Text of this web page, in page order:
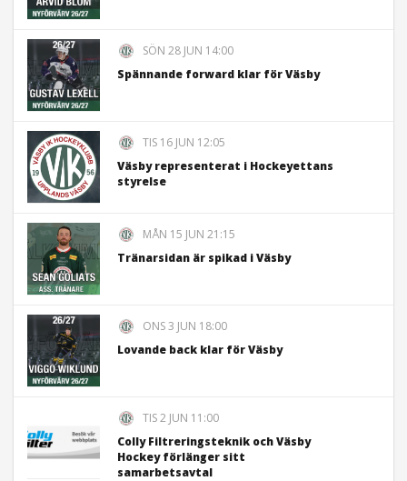
SÖN 28 JUN 14:00
Spännande forward klar för Väsby
TIS 16 JUN 12:05
Väsby representerat i Hockeyettans
styrelse
MÅN 15 JUN 21:15
Tränarsidan är spikad i Väsby
ONS 3 JUN 18:00
Lovande back klar för Väsby
TIS 2 JUN 11:00
Colly Filtreringsteknik och Väsby
Hockey förlänger sitt
samarbetsavtal